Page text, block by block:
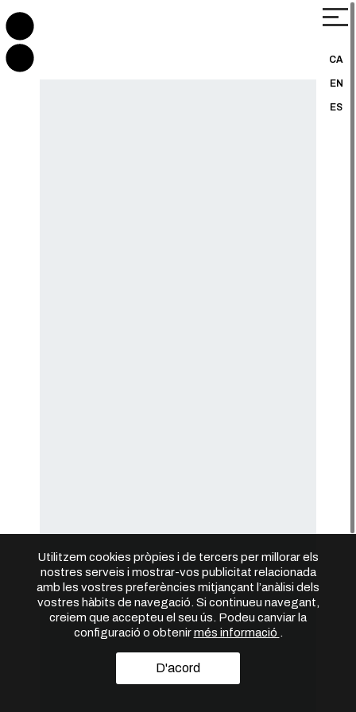
CA
EN
ES
Utilitzem cookies pròpies i de tercers per millorar els
nostres serveis i mostrar-vos publicitat relacionada
amb les vostres preferències mitjançant l’anàlisi dels
vostres hàbits de navegació. Si continueu navegant,
creiem que accepteu el seu ús. Podeu canviar la
configuració o obtenirmés informació
D'acord